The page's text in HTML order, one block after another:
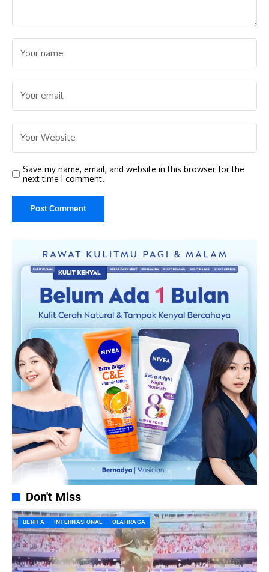
Save my name, email, and website in this browser for the
next time I comment.
Don't Miss
BERITA INTERNASIONAL OLAHRAGA